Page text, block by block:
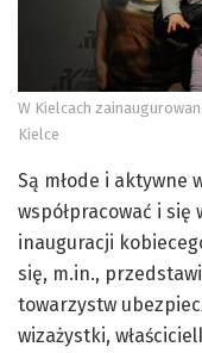
W Kielcach
Kielce
Są młode i aktywne
współpracować i się
inauguracji
się, m.in.,
towarzystw
wizażystki,